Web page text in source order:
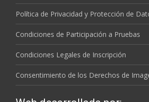
Política de Privacidad y Protección de
Condiciones de Participación a Pruebas
Condiciones Legales de Inscripción
Consentimiento de los Derechos de